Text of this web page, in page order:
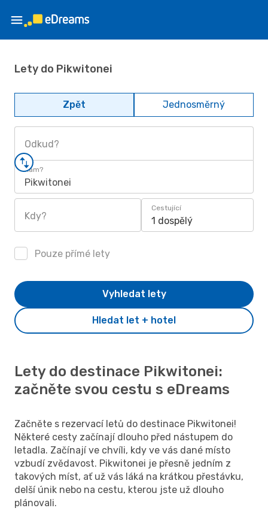
Lety do Pikwitonei
Zpět Jednosměrný
Odkud?
Kam?
Pikwitonei
Kdy?
Cestující
1 dospělý
Pouze přímé lety
Hledat let + hotel
Vyhledat lety
Lety do destinace Pikwitonei:
začněte svou cestu s eDreams
Začněte s rezervací letů do destinace Pikwitonei!
Některé cesty začínají dlouho před nástupem do
letadla. Začínají ve chvíli, kdy ve vás dané místo
vzbudí zvědavost. Pikwitonei je přesně jedním z
takových míst, ať už vás láká na krátkou přestávku,
delší únik nebo na cestu, kterou jste už dlouho
plánovali.